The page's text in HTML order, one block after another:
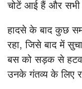
चोटें आई हैं और सभी
हादसे के बाद कुछ
रहा, जिसे बाद में
बस को सड़क से
उनके गंतव्य के लिए